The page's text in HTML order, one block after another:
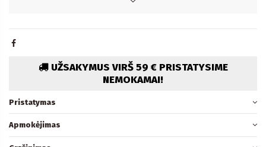
UŽSAKYMUS VIRŠ 59 € PRISTATYSIME
NEMOKAMAI!
Pristatymas
Apmokėjimas